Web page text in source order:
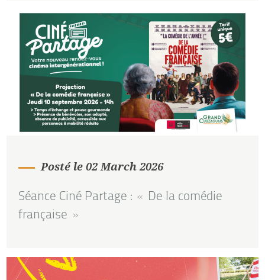
Posté le 02 March 2026
Séance Ciné Partage : « De la comédie
française »